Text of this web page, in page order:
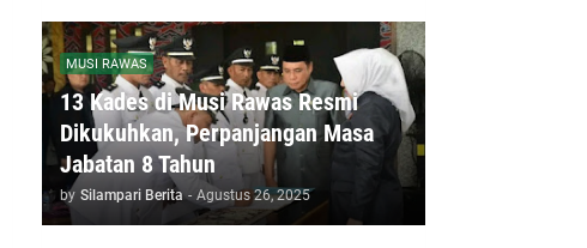
MUSI RAWAS
13 Kades di Musi Rawas Resmi
Dikukuhkan, Perpanjangan Masa
Jabatan 8 Tahun
by Silampari Berita - Agustus 26, 2025